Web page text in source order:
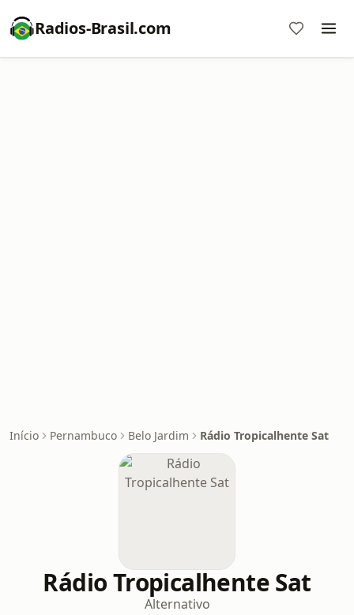
Radios-Brasil.com
Início Pernambuco Belo Jardim Rádio Tropicalhente Sat
Rádio Tropicalhente Sat
Alternativo